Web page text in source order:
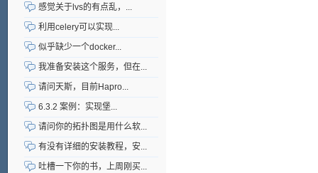
感觉关于lvs的有点乱，...
利用celery可以实现...
似乎缺少一个docker...
我准备安装这个服务，但在...
请问天斯，目前Hapro...
6.3.2 案例：实现堡...
请问你的拓扑图是用什么软...
有没有详细的安装教程，安...
吐槽一下你的书，上周刚买...